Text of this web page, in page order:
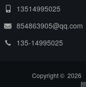
13514995025
854863905@qq.com
135-14995025
Copyright © 2026